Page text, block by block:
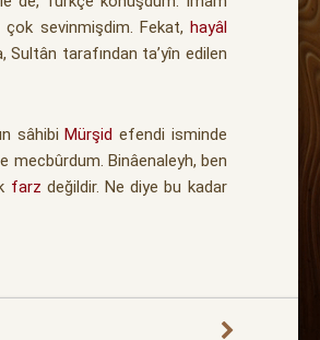
çok sevinmişdim. Fekat, hayâl
Sultân tarafından ta’yîn edilen
sâhibiMürşid efendi isminde
mecbûrdum. Binâenaleyh, ben
farz değildir. Ne diye bu kadar